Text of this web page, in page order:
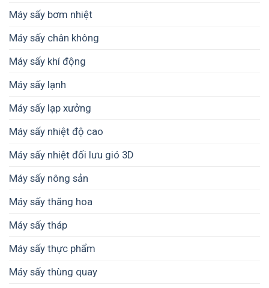
Máy sấy bơm nhiệt
Máy sấy chân không
Máy sấy khí động
Máy sấy lạnh
Máy sấy lạp xưởng
Máy sấy nhiệt độ cao
Máy sấy nhiệt đối lưu gió 3D
Máy sấy nông sản
Máy sấy thăng hoa
Máy sấy tháp
Máy sấy thực phẩm
Máy sấy thùng quay